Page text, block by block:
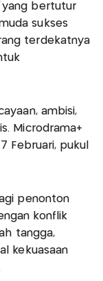
bertutur
sukses
terdekatnya
ambisi,
Microdrama+
Februari, pukul
penonton
konflik
tangga,
kekuasaan